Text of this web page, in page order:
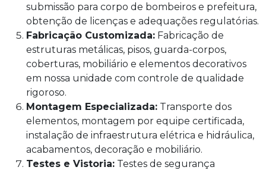
submissão para corpo de bombeiros e prefeitura,
obtenção de licenças e adequações regulatórias.
Fabricação Customizada: Fabricação de
estruturas metálicas, pisos, guarda-corpos,
coberturas, mobiliário e elementos decorativos
em nossa unidade com controle de qualidade
rigoroso.
Montagem Especializada: Transporte dos
elementos, montagem por equipe certificada,
instalação de infraestrutura elétrica e hidráulica,
acabamentos, decoração e mobiliário.
Testes e Vistoria: Testes de segurança